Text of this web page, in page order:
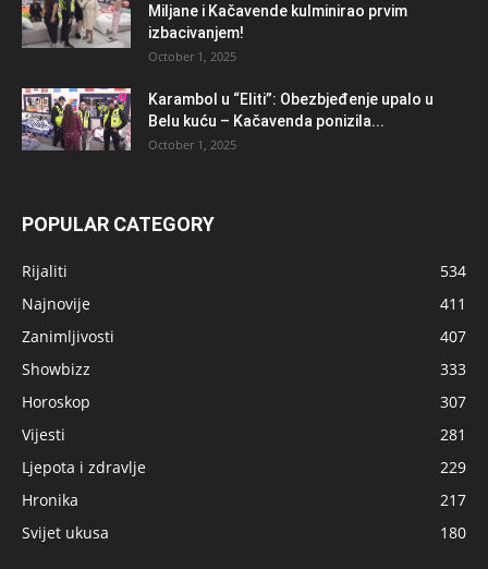
Miljane i Kačavende kulminirao prvim
izbacivanjem!
October 1, 2025
Karambol u “Eliti”: Obezbjeđenje upalo u
Belu kuću – Kačavenda ponizila...
October 1, 2025
POPULAR CATEGORY
Rijaliti
534
Najnovije
411
Zanimljivosti
407
Showbizz
333
Horoskop
307
Vijesti
281
Ljepota i zdravlje
229
Hronika
217
Svijet ukusa
180